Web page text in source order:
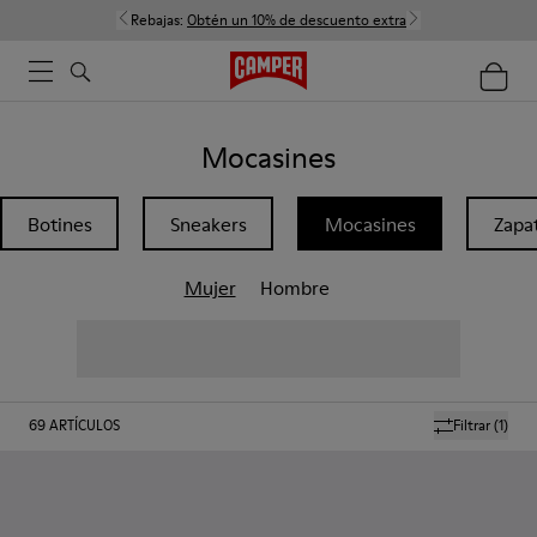
Rebajas: Obtén un 10% de descuento extra
Mocasines
Botines Sneakers Mocasines
Mujer Hombre
Filtrar(1)
69ARTÍCULOS